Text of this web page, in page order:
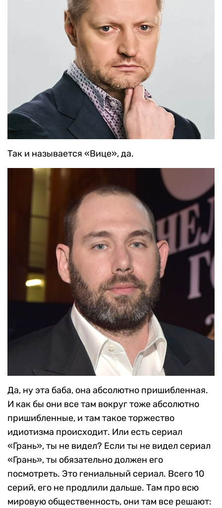
Так и называется «Вице», да.
Да, ну эта баба, она абсолютно пришибленная.
И как бы они все там вокруг тоже абсолютно
пришибленные, и там такое торжество
идиотизма происходит. Или есть сериал
«Грань», ты не видел? Если ты не видел сериал
«Грань», ты обязательно должен его
посмотреть. Это гениальный сериал. Всего 10
серий, его не продлили дальше. Там про всю
мировую общественность, они там все решают: